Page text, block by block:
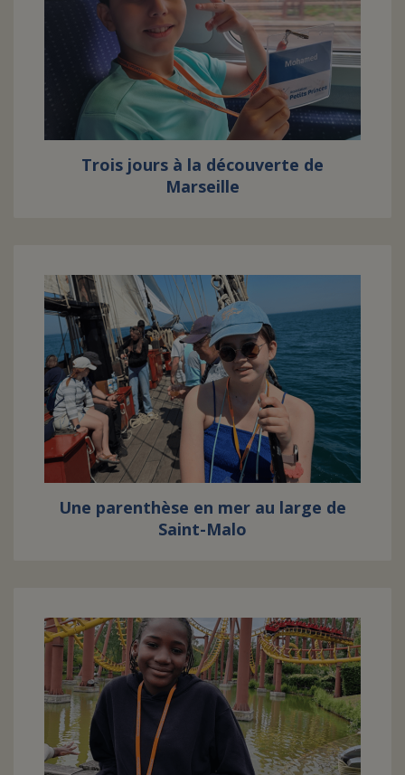
Trois jours à la découverte de
Marseille
Une parenthèse en mer au large de
Saint-Malo